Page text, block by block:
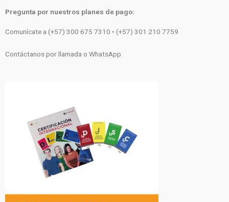
Pregunta por nuestros planes de pago:
Comunícate a (+57) 300 675 7310 • (+57) 301 210 7759
Contáctanos por llamada o WhatsApp.